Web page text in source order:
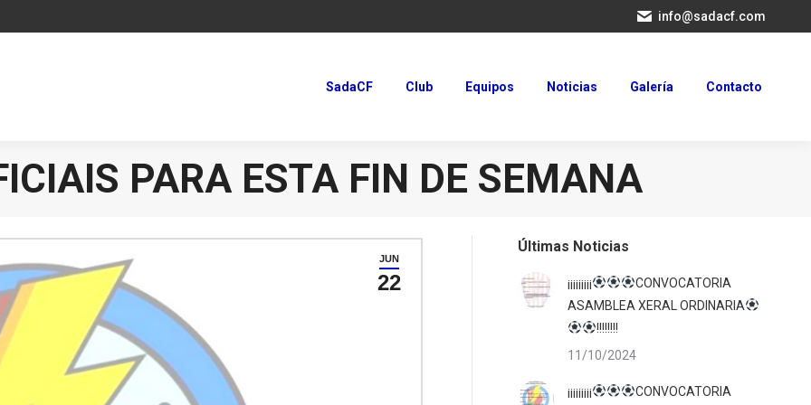
info@sadacf.com
SadaCF Club Equipos Noticias Galería Contacto
PARA ESTA FIN DE SEMANA
JUN
22
Últimas Noticias
¡¡¡¡¡¡¡¡¡
CONVOCATORIA
ASAMBLEA XERAL ORDINARIA
!!!!!!!!
11/10/2024
¡¡¡¡¡¡¡¡¡
CONVOCATORIA
SadaCF Club Equipos Noticias Galería Contacto